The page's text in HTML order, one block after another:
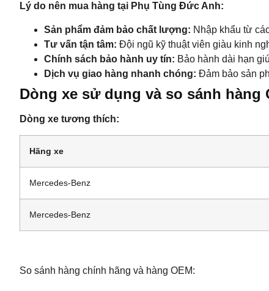
Lý do nên mua hàng tại Phụ Tùng Đức Anh:
Sản phẩm đảm bảo chất lượng: Nhập khẩu từ
Tư vấn tận tâm: Đội ngũ kỹ thuật viên giàu kinh
Chính sách bảo hành uy tín: Bảo hành dài hạn
Dịch vụ giao hàng nhanh chóng: Đảm bảo sản
Dòng xe sử dụng và so sánh hàng
Dòng xe tương thích:
Hãng xe
Mercedes-Benz
Mercedes-Benz
So sánh hàng chính hãng và hàng OEM: